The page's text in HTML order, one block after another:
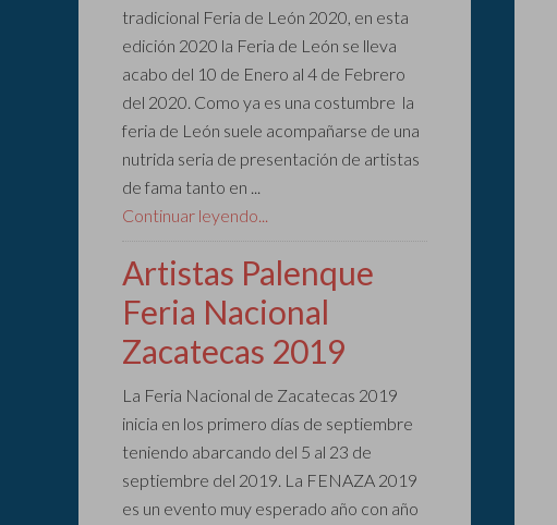
tradicional Feria de León 2020, en esta
edición 2020 la Feria de León se lleva
acabo del 10 de Enero al 4 de Febrero
del 2020. Como ya es una costumbre la
feria de León suele acompañarse de una
nutrida seria de presentación de artistas
de fama tanto en ...
Continuar leyendo...
Artistas Palenque
Feria Nacional
Zacatecas 2019
La Feria Nacional de Zacatecas 2019
inicia en los primero días de septiembre
teniendo abarcando del 5 al 23 de
septiembre del 2019. La FENAZA 2019
es un evento muy esperado año con año